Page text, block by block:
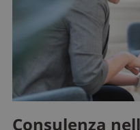
Consulenza